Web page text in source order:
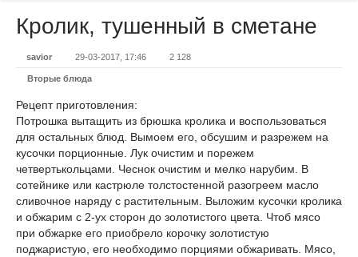
Кролик, тушенный в сметане
savior 29-03-2017, 17:46 2 128
Вторые блюда
Рецепт приготовления:
Потрошка вытащить из брюшка кролика и воспользоваться
для остальных блюд. Вымоем его, обсушим и разрежем на
кусочки порционные. Лук очистим и порежем
четвертькольцами. Чеснок очистим и мелко нарубим. В
сотейнике или кастрюле толстостенной разогреем масло
сливочное наряду с растительным. Выложим кусочки кролика
и обжарим с 2-ух сторон до золотистого цвета. Чтоб мясо
при обжарке его приобрело корочку золотистую
поджаристую, его необходимо порциями обжаривать. Мясо,